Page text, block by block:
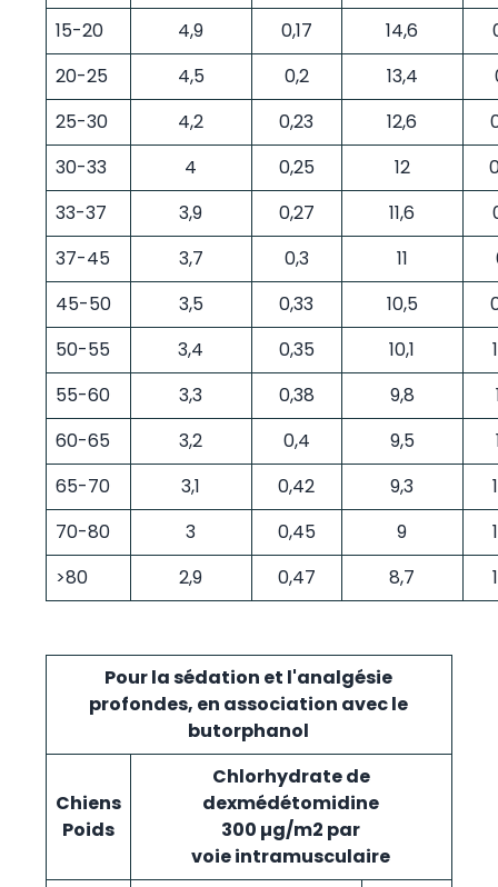
15-20
4,9 0,17 14,6
20-25
4,5 0,2 13,4
25-30
4,2 0,23 12,6
30-33
4 0,25 12
33-37
3,9 0,27 11,6
37-45
3,7 0,3 11
45-50
3,5 0,33 10,5
50-55
3,4 0,35 10,1
55-60
3,3 0,38 9,8
60-65
3,2 0,4 9,5
65-70
3,1 0,42 9,3
70-80
3 0,45 9
>80
2,9 0,47 8,7
Pour la sédation et l'analgésie
profondes, en association avec le
butorphanol
Chiens
Poids
Chlorhydrate de
dexmédétomidine
300 µg/m2 par
voie intramusculaire